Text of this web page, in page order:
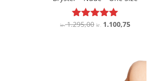
Vurderet
kr.1.295,00 Den
kr. 1.295,00.
kr. 1.100,75Den
kr. 1.100,75.